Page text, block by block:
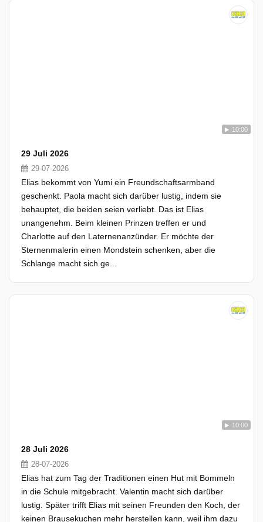
10:00
29 Juli 2026
29-07-2026
Elias bekommt von Yumi ein Freundschaftsarmband
geschenkt. Paola macht sich darüber lustig, indem sie
behauptet, die beiden seien verliebt. Das ist Elias
unangenehm. Beim kleinen Prinzen treffen er und
Charlotte auf den Laternenanzünder. Er möchte der
Sternenmalerin einen Mondstein schenken, aber die
Schlange macht sich ge...
10:00
28 Juli 2026
28-07-2026
Elias hat zum Tag der Traditionen einen Hut mit Bommeln
in die Schule mitgebracht. Valentin macht sich darüber
lustig. Später trifft Elias mit seinen Freunden den Koch, der
keinen Brausekuchen mehr herstellen kann, weil ihm dazu